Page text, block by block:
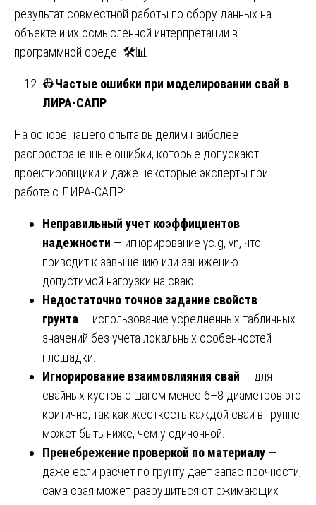
результат совместной работы по сбору данных на
объекте и их осмысленной интерпретации в
программной среде. 🛠️📊
👷Частые ошибки при моделировании свай в
ЛИРА-САПР
На основе нашего опыта выделим наиболее
распространенные ошибки, которые допускают
проектировщики и даже некоторые эксперты при
работе с ЛИРА-САПР:
Неправильный учет коэффициентов
надежности — игнорирование γc.g, γn, что
приводит к завышению или занижению
допустимой нагрузки на сваю.
Недостаточно точное задание свойств
грунта — использование усредненных табличных
значений без учета локальных особенностей
площадки.
Игнорирование взаимовлияния свай — для
свайных кустов с шагом менее 6–8 диаметров это
критично, так как жесткость каждой сваи в группе
может быть ниже, чем у одиночной.
Пренебрежение проверкой по материалу —
даже если расчет по грунту дает запас прочности,
сама свая может разрушиться от сжимающих